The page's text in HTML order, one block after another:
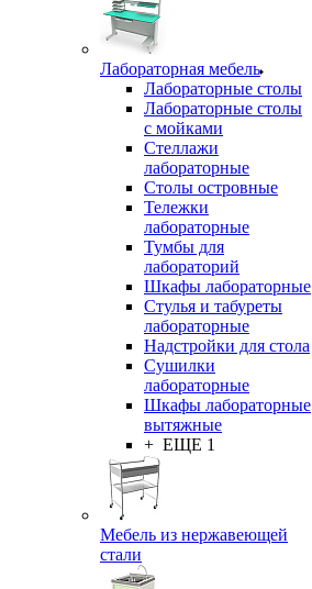
Лабораторная мебель
Лабораторные столы
Лабораторные столы
с мойками
Стеллажи
лабораторные
Столы островные
Тележки
лабораторные
Тумбы для
лабораторий
Шкафы лабораторные
Стулья и табуреты
лабораторные
Надстройки для стола
Сушилки
лабораторные
Шкафы лабораторные
вытяжные
+ ЕЩЕ 1
Мебель из нержавеющей
стали